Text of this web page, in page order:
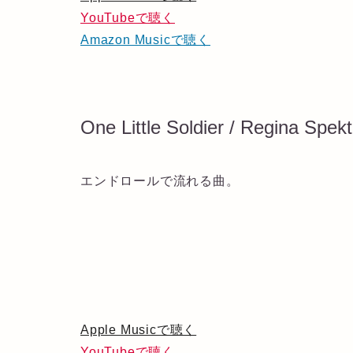
YouTubeで聴く
Amazon Musicで聴く
One Little Soldier / Regina
エンドロールで流れる曲。
Apple Musicで聴く